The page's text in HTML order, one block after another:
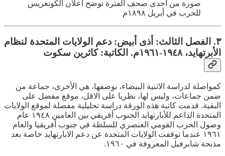
صورة من احدى صحف الفترة توضح أعلان الكونغريس
للحرب في أبريل ١٨٩٨م
٣. الفصل الثالث: أذى أبيض: دعم الولايات المتحدة لنظام
الأبرتهايد، ١٩٤٨-١٩٦١م. الكاتبة: كاثرين سكوت
كمواصلة لدراسة الاثنية البيضاء، بوصفها، هي الأخرى، جماعة من
ضمن جماعات، وليس لها، نظريا على الاقل، موقع مفضل على
البقية. قدمت كاتبة هذه الورقة دراسة تحليلية مفصلة لموقع الولايات
المتحدة الداعم للأبارتهايد الجنوب أفريقي بين العامين ١٩٤٨ عام
وصول الحزب القومي العنصري للسلطة في جنوب أفريقيا والعام
١٩٦١ عندما توقفت الولايات المتحدة عن دعم الابارتهايد خاصة بعد
مذبحة شابرفيل المعروفة في ١٩٦٠.